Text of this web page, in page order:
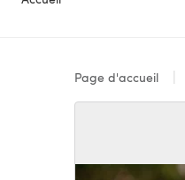
Page d'accueil